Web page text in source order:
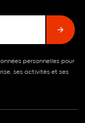
personnelles pour
ses activités et ses